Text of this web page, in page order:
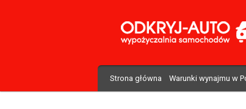
Strona główna Warunki wynajmu w